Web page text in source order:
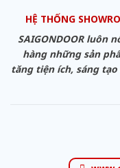
HỆ THỐNG
SAIGONDOOR luôn
hàng những sản
tăng tiện ích, sáng